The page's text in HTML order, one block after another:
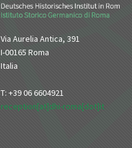
Via Aurelia Antica, 391
I-00165 Roma
Italia
T: +39 06 6604921
reception[at]dhi-roma[dot]it